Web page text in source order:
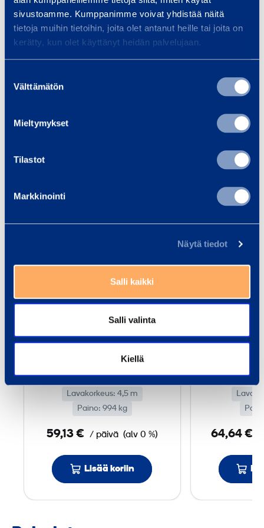
sivustoamme. Kumppanimme voivat yhdistää näitä
tietoja muihin tietoihin, joita olet antanut heille tai joita on
kerätty, kun olet käyttänyt heidän palvelujaan.
valinta
Välttämätön
Mieltymykset
Tilastot
Markkinointi
Näytä tiedot
Salli kaikki
Salli valinta
Kiellä
Akkutyyppi
Samankaltaisia tuotteita
u
k
t
ö
i
n
t
e
Akku­käyttöinen
teleskooppi­
mastonostin
Lavakorkeus: 4,5 m
Paino: 994 kg
59,13 € / päivä (alv 0 %)
Lisää koriin
64,64 €